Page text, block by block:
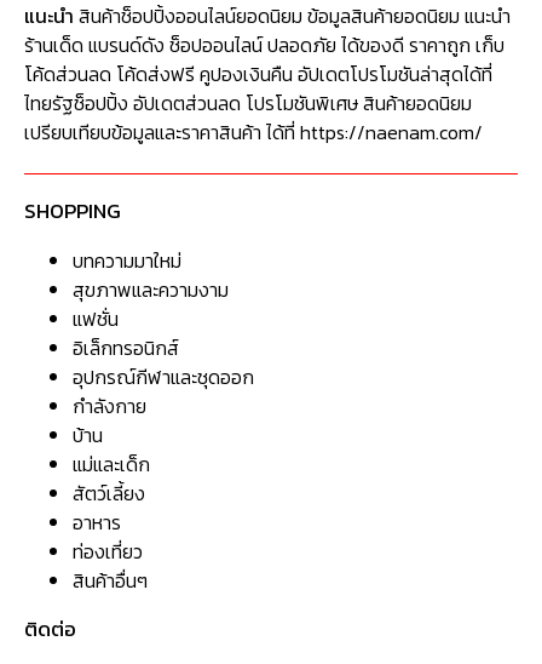
แนะนำ สินค้าช็อปปิ้งออนไลน์ยอดนิยม ข้อมูลสินค้ายอดนิยม แนะนำ
ร้านเด็ด แบรนด์ดัง ช็อปออนไลน์ ปลอดภัย ได้ของดี ราคาถูก เก็บ
โค้ดส่วนลด โค้ดส่งฟรี คูปองเงินคืน อัปเดตโปรโมชันล่าสุดได้ที่
ไทยรัฐช็อปปิ้ง อัปเดตส่วนลด โปรโมชันพิเศษ สินค้ายอดนิยม
เปรียบเทียบข้อมูลและราคาสินค้า ได้ที่ https://naenam.com/
SHOPPING
บทความมาใหม่
สุขภาพและความงาม
แฟชั่น
อิเล็กทรอนิกส์
อุปกรณ์กีฬาและชุดออก
กำลังกาย
บ้าน
แม่และเด็ก
สัตว์เลี้ยง
อาหาร
ท่องเที่ยว
สินค้าอื่นๆ
ติดต่อ